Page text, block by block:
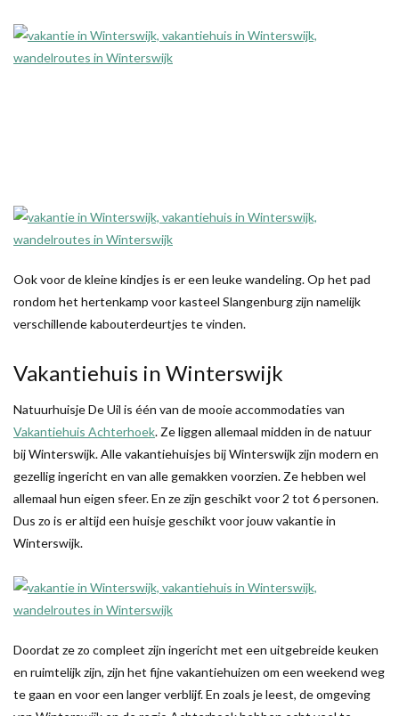
Ook voor de kleine kindjes is er een leuke wandeling. Op het pad
rondom het hertenkamp voor kasteel Slangenburg zijn namelijk
verschillende kabouterdeurtjes te vinden.
Vakantiehuis in Winterswijk
Natuurhuisje De Uil is één van de mooie accommodaties van
Vakantiehuis Achterhoek. Ze liggen allemaal midden in de natuur
bij Winterswijk. Alle vakantiehuisjes bij Winterswijk zijn modern en
gezellig ingericht en van alle gemakken voorzien. Ze hebben wel
allemaal hun eigen sfeer. En ze zijn geschikt voor 2 tot 6 personen.
Dus zo is er altijd een huisje geschikt voor jouw vakantie in
Winterswijk.
Doordat ze zo compleet zijn ingericht met een uitgebreide keuken
en ruimtelijk zijn, zijn het fijne vakantiehuizen om een weekend weg
te gaan en voor een langer verblijf. En zoals je leest, de omgeving